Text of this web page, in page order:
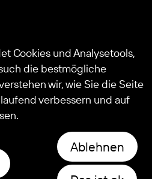
und Autismus
Cookies und Analysetools,
die bestmögliche
wir, wie Sie die Seite
verbessern und auf
Ablehnen